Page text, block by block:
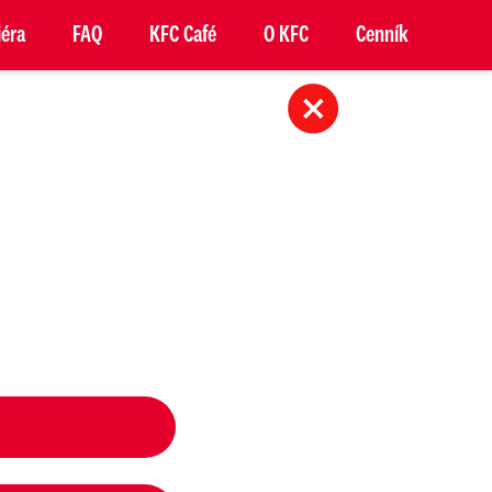
FAQ KFC Café O KFC Cenník